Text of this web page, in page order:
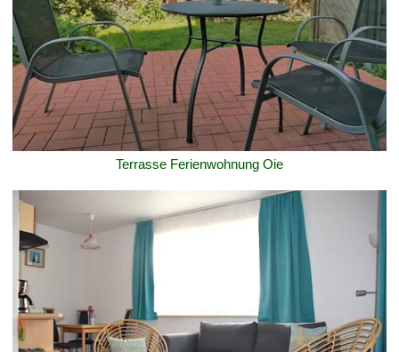
Terrasse Ferienwohnung Oie